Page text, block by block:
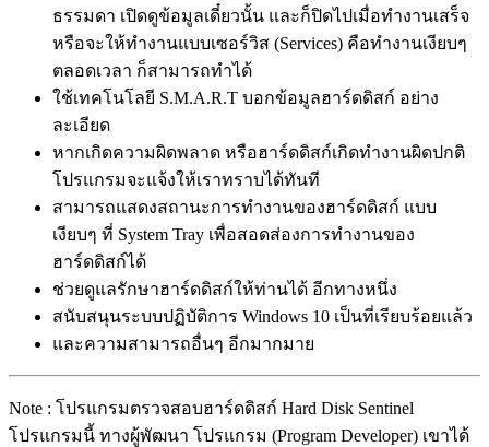
ธรรมดา เปิดดูข้อมูลเดี๋ยวนั้น และก็ปิดไปเมื่อทำงานเสร็จ
หรือจะให้ทำงานแบบเซอร์วิส (Services) คือทำงานเงียบๆ
ตลอดเวลา ก็สามารถทำได้
ใช้เทคโนโลยี S.M.A.R.T บอกข้อมูลฮาร์ดดิสก์ อย่าง
ละเอียด
หากเกิดความผิดพลาด หรือฮาร์ดดิสก์เกิดทำงานผิดปกติ
โปรแกรมจะแจ้งให้เราทราบได้ทันที
สามารถแสดงสถานะการทำงานของฮาร์ดดิสก์ แบบ
เงียบๆ ที่ System Tray เพื่อสอดส่องการทำงานของ
ฮาร์ดดิสก์ได้
ช่วยดูแลรักษาฮาร์ดดิสก์ให้ท่านได้ อีกทางหนึ่ง
สนับสนุนระบบปฏิบัติการ Windows 10 เป็นที่เรียบร้อยแล้ว
และความสามารถอื่นๆ อีกมากมาย
Note : โปรแกรมตรวจสอบฮาร์ดดิสก์ Hard Disk Sentinel
โปรแกรมนี้ ทางผู้พัฒนา โปรแกรม (Program Developer) เขาได้